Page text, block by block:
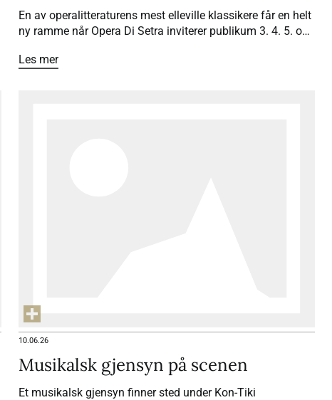
En av operalitteraturens mest elleville klassikere får en helt
ny ramme når Opera Di Setra inviterer publikum 3. 4. 5. og
Jutulhogget som underverden, lokale sagn og spektakulær
Les mer
10.06.26
Musikalsk gjensyn på scenen
Et musikalsk gjensyn finner sted under Kon-Tiki